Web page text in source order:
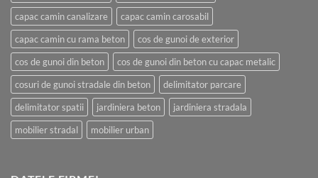
capac camin canalizare
capac camin carosabil
capac camin cu rama beton
cos de gunoi de exterior
cos de gunoi din beton
cos de gunoi din beton cu capac metalic
cosuri de gunoi stradale din beton
delimitator parcare
delimitator spatii
jardiniera beton
jardiniera stradala
mobilier stradal
mobilier urban